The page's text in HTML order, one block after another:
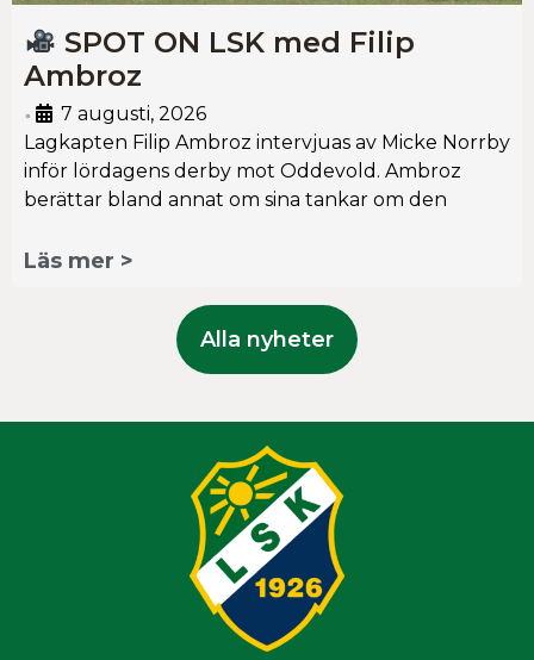
SPOT ON LSK med Filip
Ambroz
•
7 augusti, 2026
Lagkapten Filip Ambroz intervjuas av Micke Norrby
inför lördagens derby mot Oddevold. Ambroz
berättar bland annat om sina tankar om den
Läs mer >
Alla nyheter